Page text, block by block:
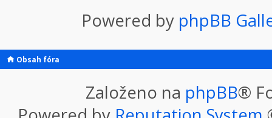
Powered by phpBB
Obsah fóra
Založeno na phpBB®